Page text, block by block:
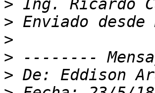
>
>
>
>
> De: Eddison